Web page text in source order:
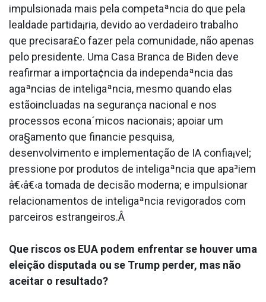
impulsionada mais pela competaªncia do que pela
lealdade partida¡ria, devido ao verdadeiro trabalho
que precisara£o fazer pela comunidade, não apenas
pelo presidente. Uma Casa Branca de Biden deve
reafirmar a importa¢ncia da independaªncia das
agaªncias de inteligaªncia, mesmo quando elas
estãoinclua­das na segurança nacional e nos
processos econa´micos nacionais; apoiar um
ora§amento que financie pesquisa,
desenvolvimento e implementação de IA confia¡vel;
pressione por produtos de inteligaªncia que apa³iem
â€‹â€‹a tomada de decisão moderna; e impulsionar
relacionamentos de inteligaªncia revigorados com
parceiros estrangeiros.Â
Que riscos os EUA podem enfrentar se houver uma
eleição disputada ou se Trump perder, mas não
aceitar o resultado?